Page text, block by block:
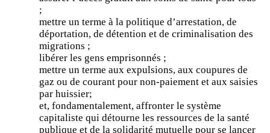
;
mettre un terme à la politique d’arrestation, de
déportation, de détention et de criminalisation des
migrations ;
libérer les gens emprisonnés ;
mettre un terme aux expulsions, aux coupures de
gaz ou de courant pour non-paiement et aux saisies
par huissier;
et, fondamentalement, affronter le système
capitaliste qui détourne les ressources de la santé
publique et de la solidarité mutuelle pour se lancer